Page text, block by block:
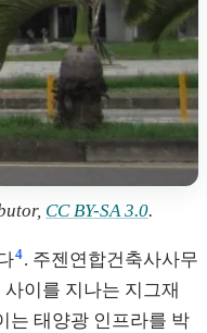
CC BY-SA 3.0.
4. 주젠연합건축사사무
이를 지나는 지그재
는 태양광 인프라를 박